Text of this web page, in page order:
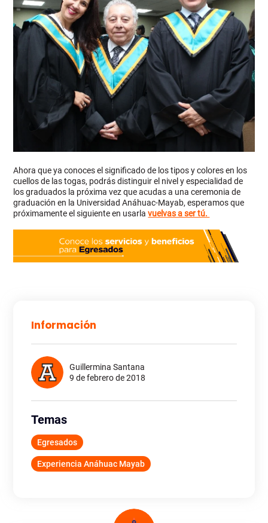
Ahora que ya conoces el significado de los tipos y colores en los
cuellos de las togas, podrás distinguir el nivel y especialidad de
los graduados la próxima vez que acudas a una ceremonia de
graduación en la Universidad Anáhuac-Mayab, esperamos que
próximamente el siguiente en usarlavuelvas a ser tú.
Información
Guillermina Santana
9 de febrero de 2018
Temas
Egresados
Experiencia Anáhuac Mayab